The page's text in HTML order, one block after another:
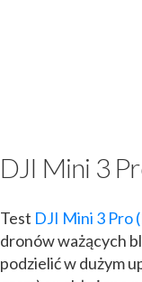
DJI Mini 3
Test DJI Mini 3 Pro
dronów ważących
podzielić w dużym